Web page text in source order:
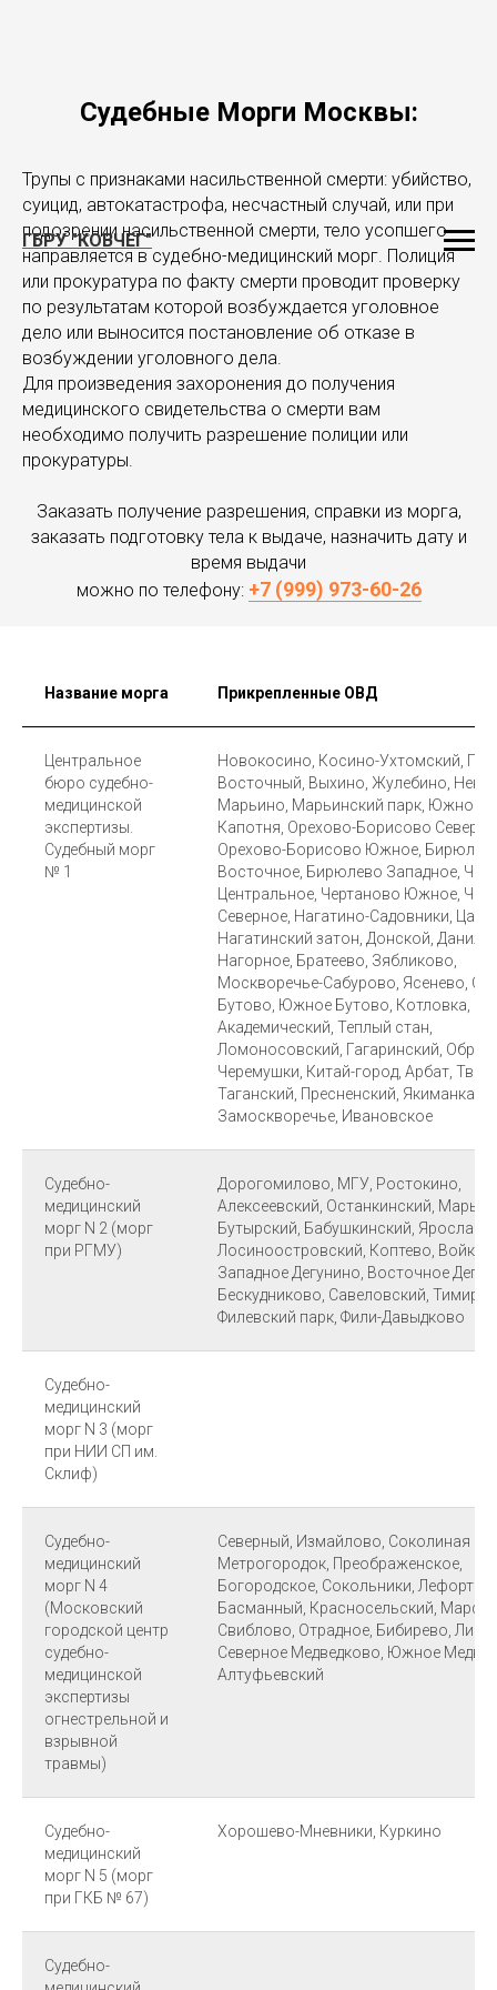
ГБРУ "КОВЧЕГ"
Судебные Морги Москвы:
Трупы с признаками насильственной смерти: убийство,
суицид, автокатастрофа, несчастный случай, или при
подозрении насильственной смерти, тело усопшего
направляется в судебно-медицинский морг. Полиция
или прокуратура по факту смерти проводит проверку
по результатам которой возбуждается уголовное
дело или выносится постановление об отказе в
возбуждении уголовного дела.
Для произведения захоронения до получения
медицинского свидетельства о смерти вам
необходимо получить разрешение полиции или
прокуратуры.
Заказать получение разрешения, справки из морга,
заказать подготовку тела к выдаче, назначить дату и
время выдачи
можно по телефону: +7 (999) 973-60-26
Название морга Прикрепленные ОВД
Центральное
бюро судебно-
медицинской
экспертизы.
Судебный морг
№ 1
Новокосино, Косино-Ухтомский,
Восточный, Выхино, Жулебино,
Марьино, Марьинский парк,
Капотня, Орехово-Борисово
Орехово-Борисово Южное,
Восточное, Бирюлево Западное,
Центральное, Чертаново Южное,
Северное, Нагатино-Садовники,
Нагатинский затон, Донской,
Нагорное, Братеево, Зябликово,
Москворечье-Сабурово, Ясенево,
Бутово, Южное Бутово, Котловка,
Академический, Теплый стан,
Ломоносовский, Гагаринский,
Черемушки, Китай-город, Арбат,
Таганский, Пресненский, Якиманка,
Замоскворечье, Ивановское
Судебно-
медицинский
морг N 2 (морг
при РГМУ)
Дорогомилово, МГУ, Ростокино,
Алексеевский, Останкинский,
Бутырский, Бабушкинский,
Лосиноостровский, Коптево,
Западное Дегунино, Восточное
Бескудниково, Савеловский,
Филевский парк, Фили-Давыдково
Судебно-
медицинский
морг N 3 (морг
при НИИ СП им.
Склиф)
Судебно-
медицинский
морг N 4
(Московский
городской центр
судебно-
медицинской
экспертизы
огнестрельной и
взрывной
травмы)
Северный, Измайлово, Соколиная
Метрогородок, Преображенское,
Богородское, Сокольники,
Басманный, Красносельский,
Свиблово, Отрадное, Бибирево,
Северное Медведково, Южное
Алтуфьевский
Судебно-
медицинский
морг N 5 (морг
при ГКБ № 67)
Хорошево-Мневники, Куркино
Судебно-